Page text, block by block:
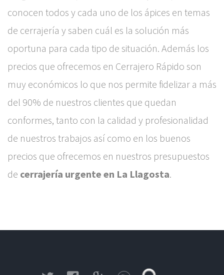
conocen todos y cada uno de los ápices en temas
de cerrajería y saben cuál es la solución más
oportuna para cada tipo de situación. Además los
precios que ofrecemos en Cerrajero Rápido son
muy económicos lo que nos permite fidelizar a más
del 90% de nuestros clientes que quedan
conformes, tanto con la calidad y profesionalidad
de nuestros trabajos así como en los buenos
precios que ofrecemos en nuestros presupuestos
de cerrajería urgente en La Llagosta.